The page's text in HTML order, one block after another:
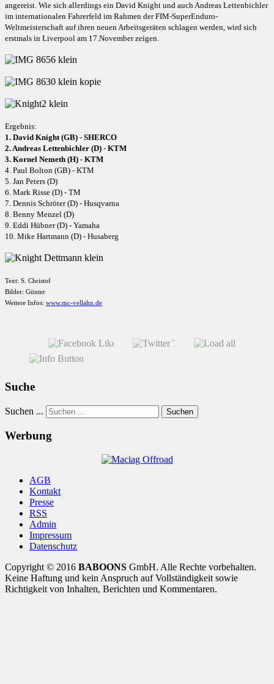
angereist. Wie sich allerdings ein David Knight und auch Andreas Lettenbichler
im internationalen Fahrerfeld im Rahmen der FIM-SuperEnduro-
Weltmeisterschaft auf ihren neuen Arbeitsgeräten schlagen werden, wird sich
erstmals in Liverpool am 17.November zeigen.
Ergebnis:
1. David Knight (GB) - SHERCO
2. Andreas Lettenbichler (D) - KTM
3. Kornel Nemeth (H) - KTM
4. Paul Bolton (GB) - KTM
5. Jan Peters (D)
6. Mark Risse (D) - TM
7. Dennis Schröter (D) - Husqvarna
8. Benny Menzel (D)
9. Eddi Hübner (D) - Yamaha
10. Mike Hartmann (D) - Husaberg
Text: S. Christof
Bilder: Günter
Weitere Infos: www.mc-vellahn.de
Suche
Suchen ... Suchen
Werbung
AGB
Kontakt
Presse
RSS
Admin
Impressum
Datenschutz
Copyright © 2016 BABOONS GmbH. Alle Rechte vorbehalten.
Keine Haftung und kein Anspruch auf Vollständigkeit sowie
Richtigkeit von Inhalten, Berichten und Kommentaren.